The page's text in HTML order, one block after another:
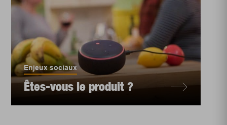
Enjeux sociaux
Êtes-vous le produit ?